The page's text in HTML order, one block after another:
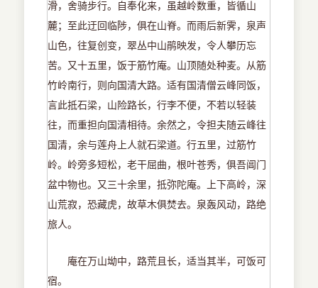
滑，舍骑步行。自奉化来，虽越岭数重，皆循山
麓；至此迂回临陟，俱在山脊。而雨后新霁，泉声
山色，往复创变，翠丛中山鹃映发，令人攀历忘
苦。又十五里，饭于筋竹庵。山顶随处种麦。从筋
竹岭南行，则向国清大路。适有国清僧云峰同饭，
言此抵石梁，山险路长，行李不便，不若以轻装
往，而重担向国清相待。余然之，令担夫随云峰往
国清，余与莲舟上人就石梁道。行五里，过筋竹
岭。岭旁多短松，老干屈曲，根叶苍秀，俱吾阊门
盆中物也。又三十余里，抵弥陀庵。上下高岭，深
山荒寂，恐藏虎，故草木俱焚去。泉轰风动，路绝
旅人。
庵在万山坳中，路荒且长，适当其半，可饭可
宿。